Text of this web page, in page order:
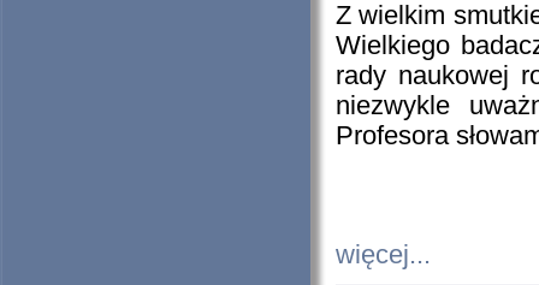
Z wielkim
Wielkiego
rady naukowej
niezwykle
Profesora
więcej...